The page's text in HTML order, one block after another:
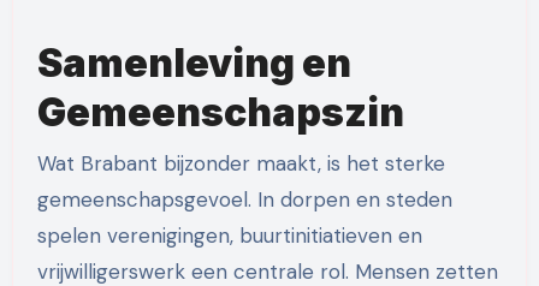
Samenleving en
Gemeenschapszin
Wat Brabant bijzonder maakt, is het sterke
gemeenschapsgevoel. In dorpen en steden
spelen verenigingen, buurtinitiatieven en
vrijwilligerswerk een centrale rol. Mensen zetten